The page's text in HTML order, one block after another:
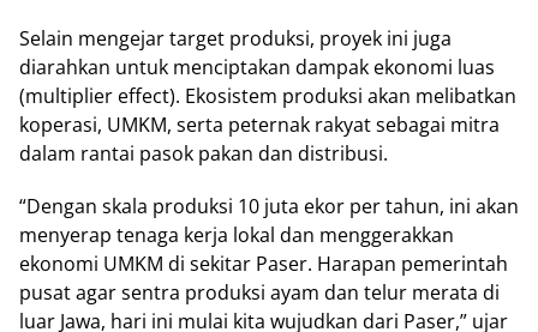
Selain mengejar target produksi, proyek ini juga
diarahkan untuk menciptakan dampak ekonomi luas
(multiplier effect). Ekosistem produksi akan melibatkan
koperasi, UMKM, serta peternak rakyat sebagai mitra
dalam rantai pasok pakan dan distribusi.
“Dengan skala produksi 10 juta ekor per tahun, ini akan
menyerap tenaga kerja lokal dan menggerakkan
ekonomi UMKM di sekitar Paser. Harapan pemerintah
pusat agar sentra produksi ayam dan telur merata di
luar Jawa, hari ini mulai kita wujudkan dari Paser,” ujar